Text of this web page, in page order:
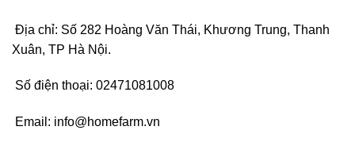
Địa chỉ: Số 282 Hoàng Văn Thái, Khương Trung, Thanh
Xuân, TP Hà Nội.
Số điện thoại: 02471081008
Email: info@homefarm.vn